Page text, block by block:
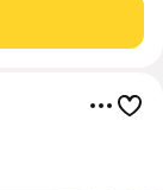
Установлены